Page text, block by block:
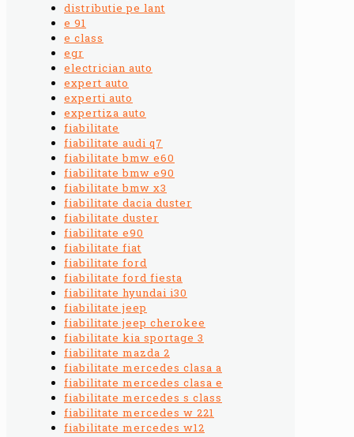
distributie pe lant
e 91
e class
egr
electrician auto
expert auto
experti auto
expertiza auto
fiabilitate
fiabilitate audi q7
fiabilitate bmw e60
fiabilitate bmw e90
fiabilitate bmw x3
fiabilitate dacia duster
fiabilitate duster
fiabilitate e90
fiabilitate fiat
fiabilitate ford
fiabilitate ford fiesta
fiabilitate hyundai i30
fiabilitate jeep
fiabilitate jeep cherokee
fiabilitate kia sportage 3
fiabilitate mazda 2
fiabilitate mercedes clasa a
fiabilitate mercedes clasa e
fiabilitate mercedes s class
fiabilitate mercedes w 221
fiabilitate mercedes w12